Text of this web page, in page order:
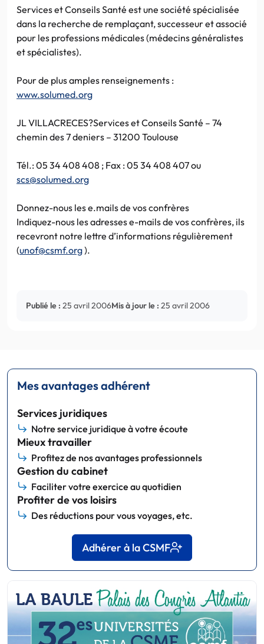
Services et Conseils Santé est une société spécialisée
dans la recherche de remplaçant, successeur et associé
pour les professions médicales (médecins généralistes
et spécialistes).
Pour de plus amples renseignements :
www.solumed.org
JL VILLACRECES?Services et Conseils Santé – 74
chemin des 7 deniers – 31200 Toulouse
Tél.: 05 34 408 408 ; Fax : 05 34 408 407 ou
scs@solumed.org
Donnez-nous les e.mails de vos confrères
Indiquez-nous les adresses e-mails de vos confrères, ils
recevront notre lettre d’informations régulièrement
(unof@csmf.org).
Publié le : 25 avril 2006Mis à jour le : 25 avril 2006
Mes avantages adhérent
Services juridiques
Notre service juridique à votre écoute
Mieux travailler
Profitez de nos avantages professionnels
Gestion du cabinet
Faciliter votre exercice au quotidien
Profiter de vos loisirs
Des réductions pour vous voyages, etc.
Adhérer à la CSMF